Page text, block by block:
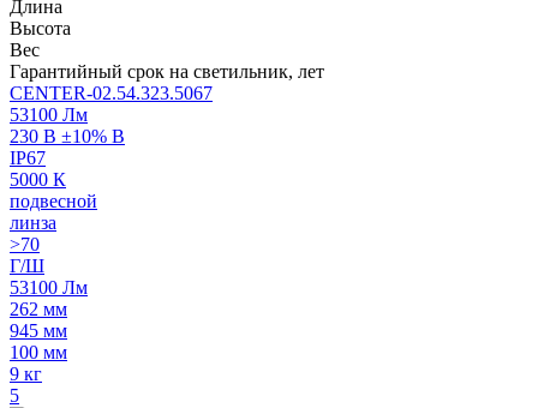
Длина
Высота
Вес
Гарантийный срок на светильник, лет
CENTER-02.54.323.5067
53100 Лм
230 В ±10% В
IP67
5000 К
подвесной
линза
>70
Г/Ш
53100 Лм
262 мм
945 мм
100 мм
9 кг
5